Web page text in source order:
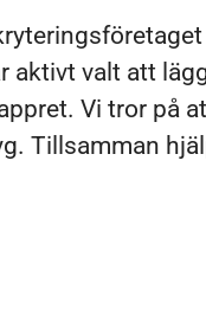
aktivt valt att
Vi tror på
Tillsamman